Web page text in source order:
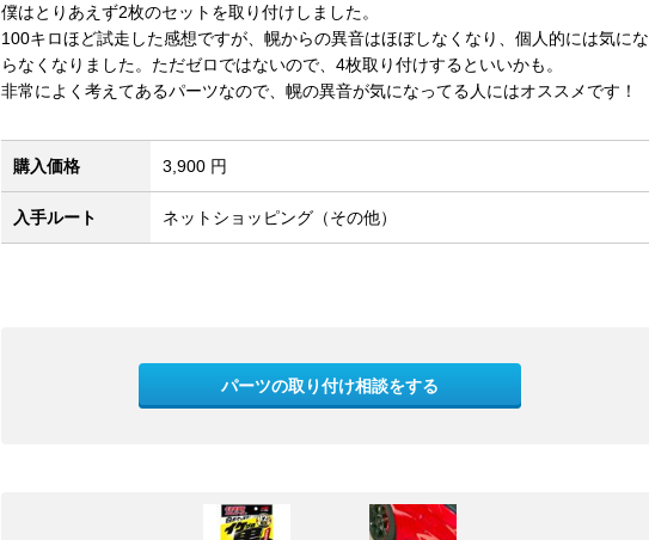
僕はとりあえず2枚のセットを取り付けしました。
100キロほど試走した感想ですが、幌からの異音はほぼしなくなり、個人的には気にな
らなくなりました。ただゼロではないので、4枚取り付けするといいかも。
非常によく考えてあるパーツなので、幌の異音が気になってる人にはオススメです！
購入価格 3,900 円
入手ルート ネットショッピング（その他）
パーツの取り付け相談をする